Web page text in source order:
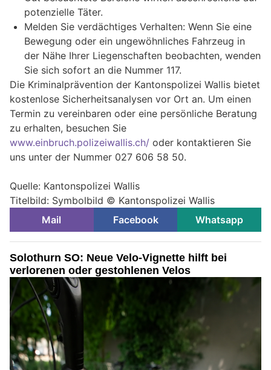
potenzielle Täter.
Melden Sie verdächtiges Verhalten: Wenn Sie eine
Bewegung oder ein ungewöhnliches Fahrzeug in
der Nähe Ihrer Liegenschaften beobachten, wenden
Sie sich sofort an die Nummer 117.
Die Kriminalprävention der Kantonspolizei Wallis bietet
kostenlose Sicherheitsanalysen vor Ort an. Um einen
Termin zu vereinbaren oder eine persönliche Beratung
zu erhalten, besuchen Sie
www.einbruch.polizeiwallis.ch/ oder kontaktieren Sie
uns unter der Nummer 027 606 58 50.
Quelle: Kantonspolizei Wallis
Titelbild: Symbolbild © Kantonspolizei Wallis
Mail
Facebook Whatsapp
Solothurn SO: Neue Velo-Vignette hilft bei
verlorenen oder gestohlenen Velos